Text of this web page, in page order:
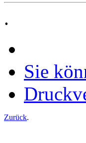
.
Sie
Zurück.